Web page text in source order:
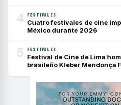
4 FESTIVALES
Cuatro festivales de cine
México durante 2026
5 FESTIVALES
Festival de Cine de Lima
brasileño Kleber Mendonça